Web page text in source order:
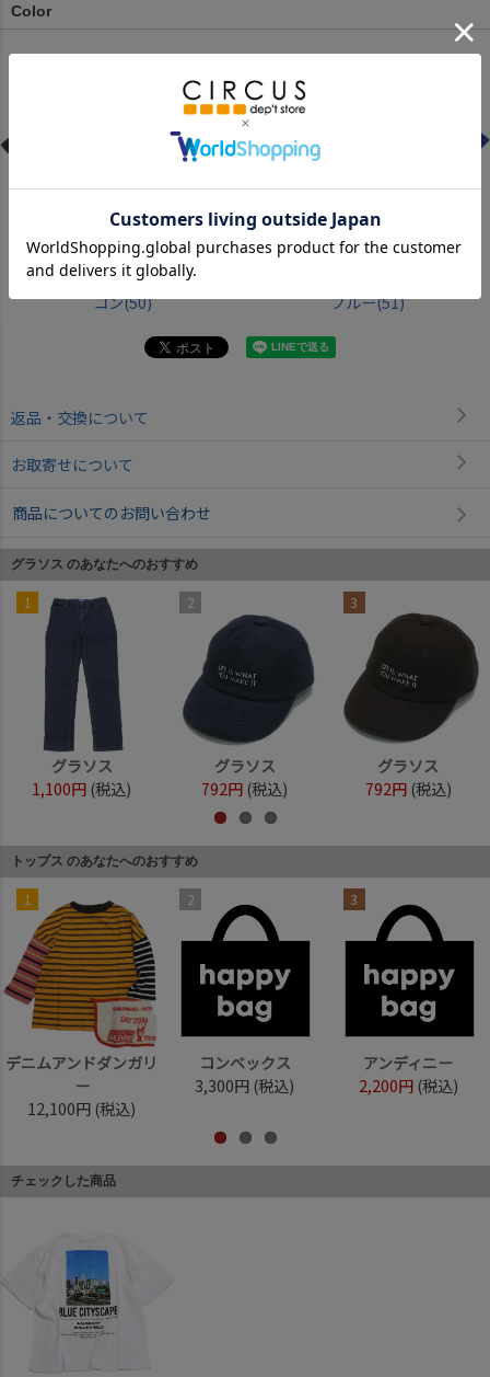
Color
コン(50) ブルー(51)
返品・交換について
お取寄せについて
商品についてのお問い合わせ
グラソス のあなたへのおすすめ
1
グラソス
1,100円 (税込)
2
グラソス
792円 (税込)
3
グラソス
792円 (税込)
トップス のあなたへのおすすめ
1
デニムアンドダンガリ
ー
12,100円 (税込)
2
コンベックス
3,300円 (税込)
3
アンディニー
2,200円 (税込)
チェックした商品